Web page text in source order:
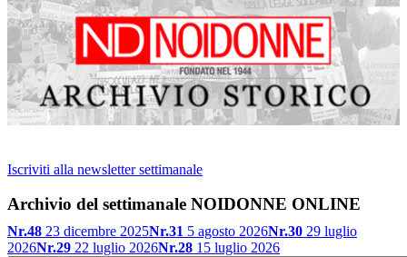
Iscriviti alla newsletter settimanale
Archivio del settimanale NOIDONNE ONLINE
Nr.48 23 dicembre 2025Nr.31 5 agosto 2026Nr.30 29 luglio
2026Nr.29 22 luglio 2026Nr.28 15 luglio 2026